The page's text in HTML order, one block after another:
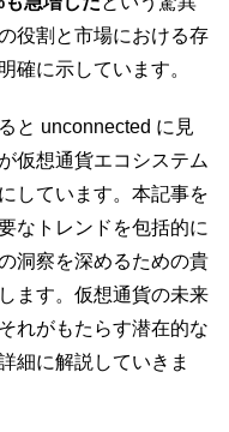
役割と市場における存
確に示しています。
と unconnected に見
仮想通貨エコシステム
しています。本記事を
なトレンドを包括的に
洞察を深めるための貴
ます。仮想通貨の未来
れがもたらす潜在的な
細に解説していきま